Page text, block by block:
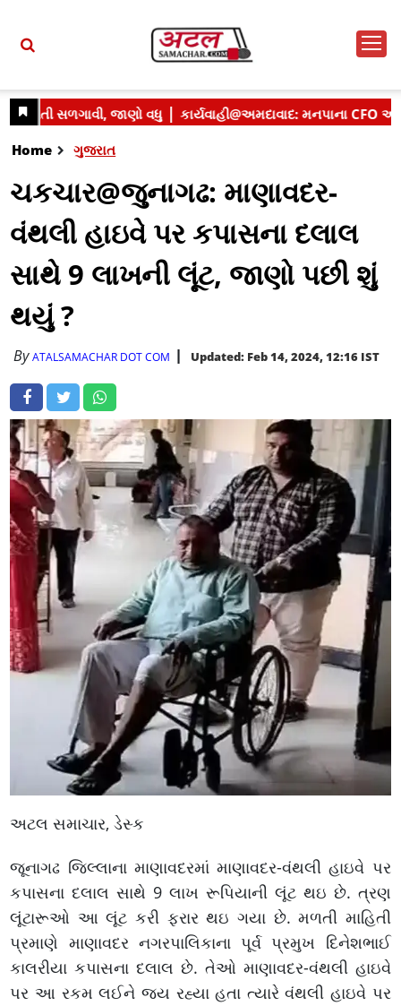
Home ગુજરાત
ચકચાર@જુનાગઢ: માણાવદર-
વંથલી હાઇવે પર કપાસના દલાલ
સાથે 9 લાખની લૂંટ, જાણો પછી શું
થયું ?
ByATALSAMACHAR DOT COM Updated: Feb 14, 2024, 12:16 IST
અટલ સમાચાર, ડેસ્ક
જૂનાગઢ જિલ્લાના માણાવદરમાં માણાવદર-વંથલી હાઇવે પર
કપાસના દલાલ સાથે 9 લાખ રૂપિયાની લૂંટ થઇ છે. ત્રણ
લૂંટારૂઓ આ લૂંટ કરી ફરાર થઇ ગયા છે. મળતી માહિતી
પ્રમાણે માણાવદર નગરપાલિકાના પૂર્વ પ્રમુખ દિનેશભાઈ
કાલરીયા કપાસના દલાલ છે. તેઓ માણાવદર-વંથલી હાઇવે
પર આ રકમ લઈને જય રહ્યા હતા ત્યારે વંથલી હાઇવે પર